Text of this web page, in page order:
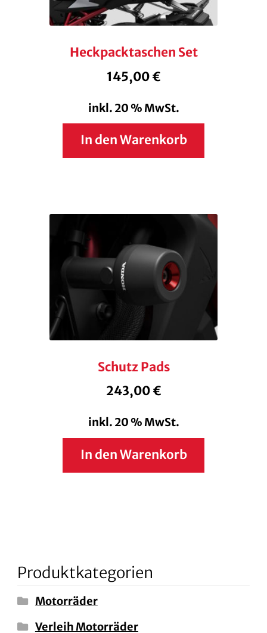
Heckpacktaschen Set
145,00€
inkl. 20 % MwSt.
In den Warenkorb
Schutz Pads
243,00€
inkl. 20 % MwSt.
In den Warenkorb
Produktkategorien
Motorräder
Verleih Motorräder